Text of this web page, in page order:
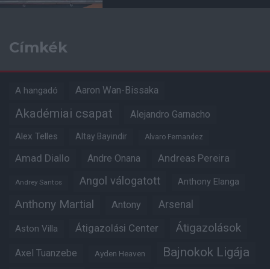
Címkék
A hangadó Aaron Wan-Bissaka
Akadémiai csapat Alejandro Garnacho
Alex Telles Altay Bayindir Alvaro Fernandez
Amad Diallo Andre Onana Andreas Pereira
Andrey Santos Angol válogatott Anthony Elanga
Anthony Martial Antony Arsenal
Aston Villa Átigazolási Center Átigazolások
Axel Tuanzebe Ayden Heaven Bajnokok Ligája